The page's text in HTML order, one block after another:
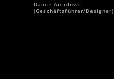
Damir Antolovic
(Geschäftsführer/Designer)